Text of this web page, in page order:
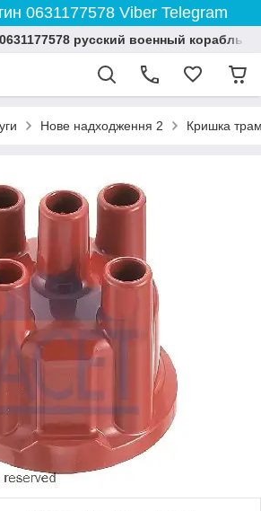
0631177578 Viber Telegram
русский военный корабль
Нове надходження 2 Кришка